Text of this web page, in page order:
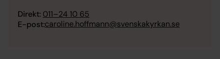
Direkt: 011–24 10 65
E-post:caroline.hoffmann@svenskakyrkan.se